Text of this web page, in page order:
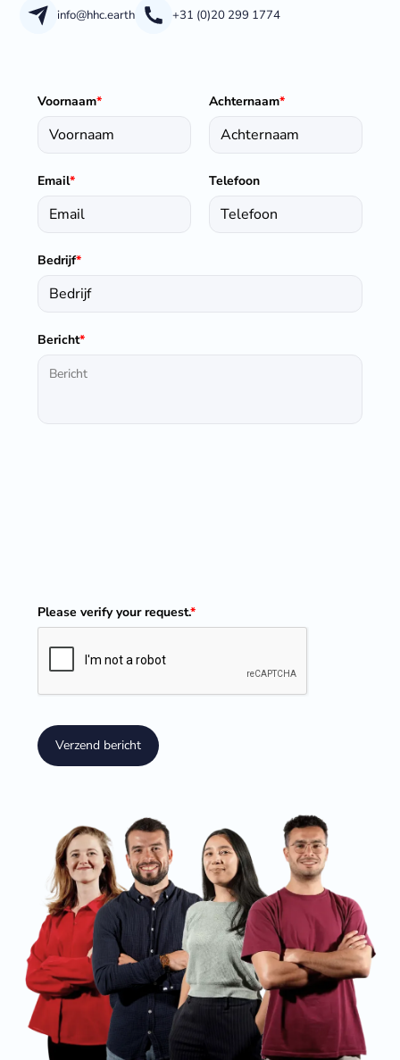
info@hhc.earth +31 (0)20 299 1774
Voornaam* Achternaam*
Email* Telefoon
Bedrijf*
Bericht*
Please verify your request.*
Verzend bericht